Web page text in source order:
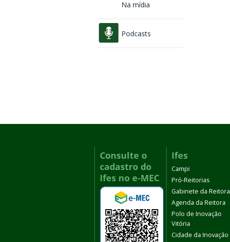
Na mídia
Podcasts
Consulte o
cadastro do
Ifes no e-MEC
Ifes
Campi
Pró-Reitorias
Gabinete da Reitora
Agenda da Reitora
Polo de Inovação
Vitória
Cidade da Inovação